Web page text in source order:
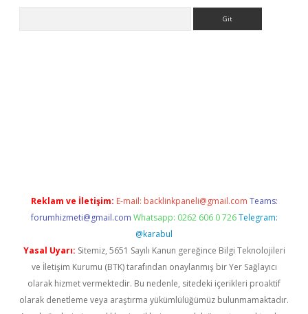
Reklam ve İletişim: E-mail: backlinkpaneli@gmail.com Teams:
forumhizmeti@gmail.com Whatsapp: 0262 606 0 726 Telegram:
@karabul
Yasal Uyarı: Sitemiz, 5651 Sayılı Kanun gereğince Bilgi Teknolojileri
ve İletişim Kurumu (BTK) tarafından onaylanmış bir Yer Sağlayıcı
olarak hizmet vermektedir. Bu nedenle, sitedeki içerikleri proaktif
olarak denetleme veya araştırma yükümlülüğümüz bulunmamaktadır.